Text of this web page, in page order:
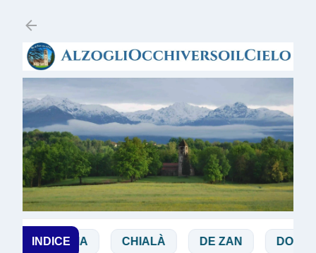
INDICE
BIBBIA CHIALÀ DE ZAN DOGLIO